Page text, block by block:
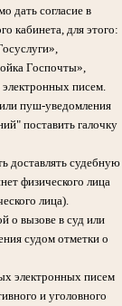
дать согласие в
кабинета, для этого:
Госпочты»,
писем.
пуш-уведомления
поставить галочку
доставлять судебную
физического лица
лица).
о вызове в суд или
судом отметки о
электронных писем
и уголовного